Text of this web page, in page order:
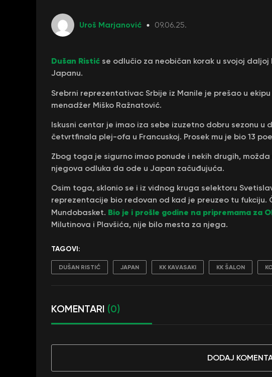
Uroš Marjanović 09.06.25.
Dušan Ristić se odlučio za neobičan korak u svojoj
Japanu.
Srebrni reprezentativac Srbije iz Manile je prešao u ekipu
menadžer Miško Ražnatović.
Iskusni centar je imao iza sebe izuzetno dobru sezonu u
četvrtfinala plej-ofa u Francuskoj. Prosek mu je bio 13
Zbog toga je sigurno imao ponude i nekih drugih,
njegova odluka da ode u Japan začuđujuća.
Osim toga, sklonio se i iz vidnog kruga selektoru
reprezentacije bio redovan od kad je preuzeo tu fukciju.
Mundobasket. Bio je i prošle godine na pripremama za
Milutinova i Plavšića, nije bilo mesta za njega.
TAGOVI:
DUŠAN RISTIĆ JAPAN KK KAVASAKI KK ŠALON
KOMENTARI (0)
DODAJ